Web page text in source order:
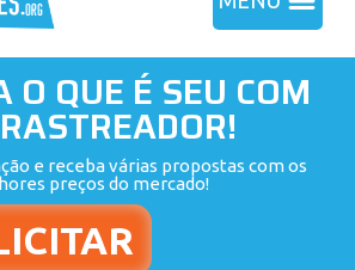
O QUE É SEU COM
e receba várias propostas com os
preços do mercado!